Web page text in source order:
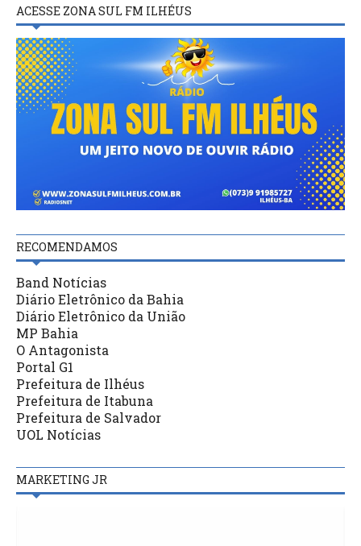
ACESSE ZONA SUL FM ILHÉUS
RECOMENDAMOS
Band Notícias
Diário Eletrônico da Bahia
Diário Eletrônico da União
MP Bahia
O Antagonista
Portal G1
Prefeitura de Ilhéus
Prefeitura de Itabuna
Prefeitura de Salvador
UOL Notícias
MARKETING JR